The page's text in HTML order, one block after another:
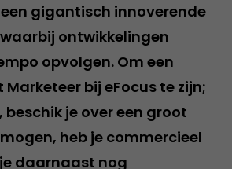
gigantisch innoverende
ontwikkelingen
opvolgen. Om een
bij eFocus te zijn;
beschik je over een groot
heb je commercieel
daarnaast nog